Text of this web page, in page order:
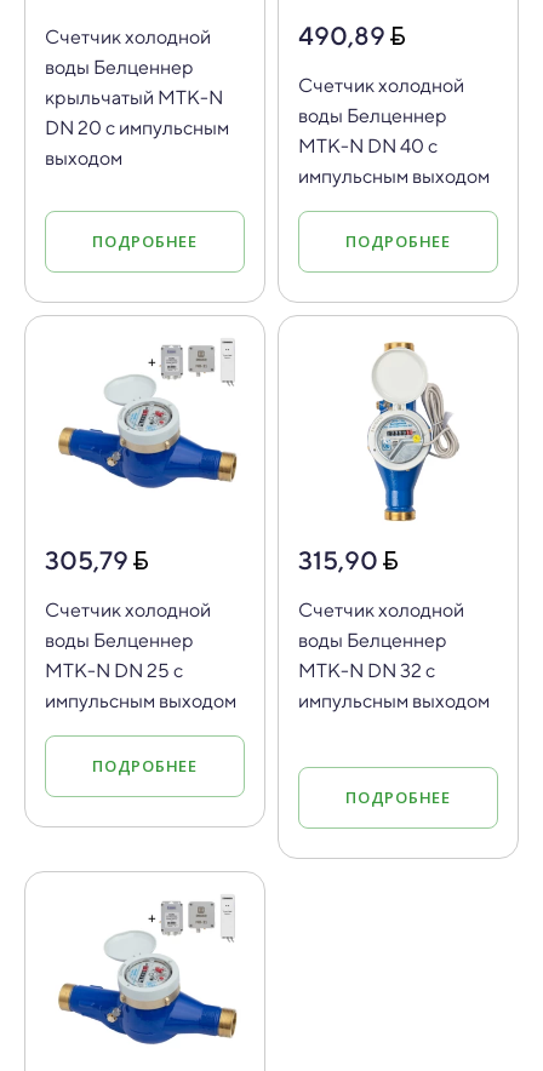
Счетчик холодной
воды Белценнер
крыльчатый МТК-N
DN 20 с импульсным
выходом
ПОДРОБНЕЕ
490,89
Счетчик холодной
воды Белценнер
МТК-N DN 40 с
импульсным выходом
ПОДРОБНЕЕ
305,79
Счетчик холодной
воды Белценнер
МТК-N DN 25 с
импульсным выходом
ПОДРОБНЕЕ
315,90
Счетчик холодной
воды Белценнер
МТК-N DN 32 с
импульсным выходом
ПОДРОБНЕЕ